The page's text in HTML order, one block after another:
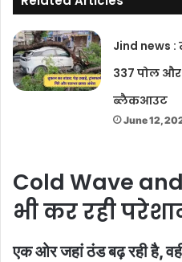
Jind news :
337 पोल और
ब्लैकआउट
June 12,
Cold Wave
भी कर रही
एक ओर जहां ठंड बढ़ रही है,